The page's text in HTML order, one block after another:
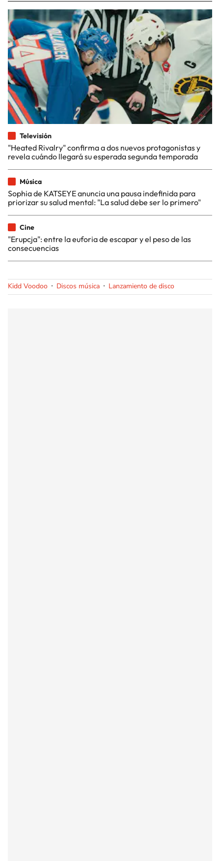
Televisión
"Heated Rivalry" confirma a dos nuevos protagonistas y
revela cuándo llegará su esperada segunda temporada
Música
Sophia de KATSEYE anuncia una pausa indefinida para
priorizar su salud mental: "La salud debe ser lo primero"
Cine
"Erupcja": entre la euforia de escapar y el peso de las
consecuencias
Kidd Voodoo Discos música Lanzamiento de disco